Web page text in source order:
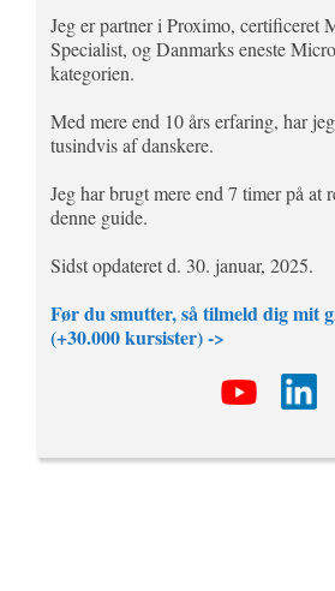
Jeg er partner i Proximo, certificeret
Specialist, og Danmarks eneste
kategorien.
Med mere end 10 års erfaring, har
tusindvis af danskere.
Jeg har brugt mere end 7 timer på at
denne guide.
Sidst opdateret d. 30. januar, 2025.
Før du smutter, så tilmeld dig mit
(+30.000 kursister) ->